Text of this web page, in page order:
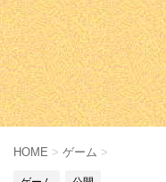
HOME > ゲーム >